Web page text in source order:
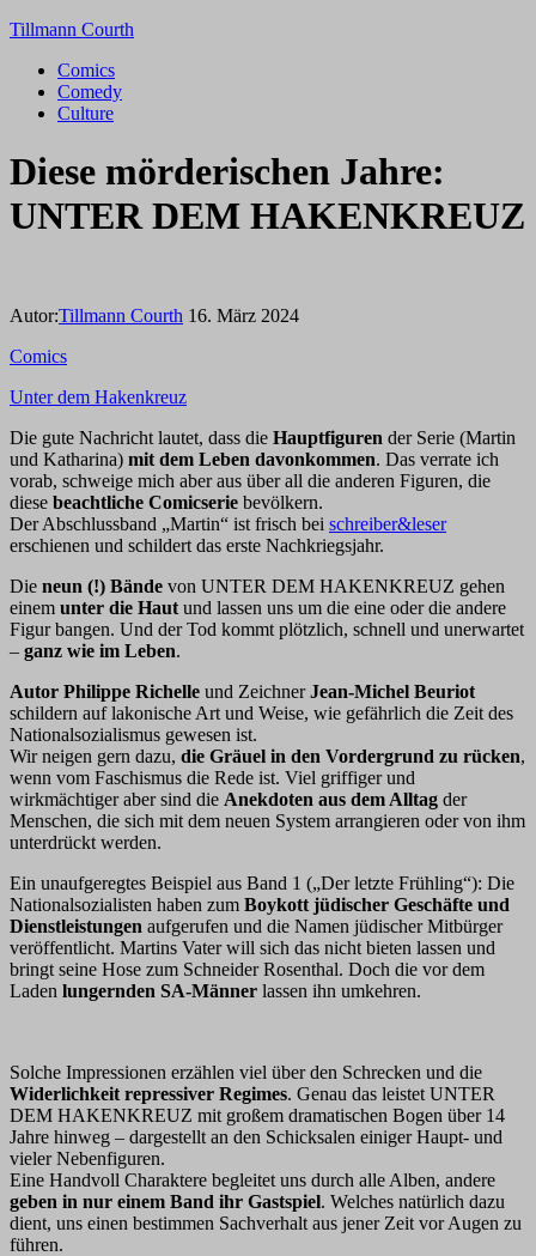
Tillmann Courth
Comics
Comedy
Culture
Diese mörderischen Jahre:
UNTER DEM HAKENKREUZ
Autor:Tillmann Courth 16. März 2024
Comics
Unter dem Hakenkreuz
Die gute Nachricht lautet, dass die Hauptfiguren der Serie (Martin
und Katharina) mit dem Leben davonkommen. Das verrate ich
vorab, schweige mich aber aus über all die anderen Figuren, die
diese beachtliche Comicserie bevölkern.
Der Abschlussband „Martin“ ist frisch bei schreiber&leser
erschienen und schildert das erste Nachkriegsjahr.
Die neun (!) Bände von UNTER DEM HAKENKREUZ gehen
einem unter die Haut und lassen uns um die eine oder die andere
Figur bangen. Und der Tod kommt plötzlich, schnell und unerwartet
– ganz wie im Leben.
Autor Philippe Richelle und ZeichnerJean-Michel Beuriot
schildern auf lakonische Art und Weise, wie gefährlich die Zeit des
Nationalsozialismus gewesen ist.
Wir neigen gern dazu, die Gräuel in den Vordergrund zu rücken,
wenn vom Faschismus die Rede ist. Viel griffiger und
wirkmächtiger aber sind die Anekdoten aus dem Alltag der
Menschen, die sich mit dem neuen System arrangieren oder von ihm
unterdrückt werden.
Ein unaufgeregtes Beispiel aus Band 1 („Der letzte Frühling“): Die
Nationalsozialisten haben zum Boykott jüdischer Geschäfte und
Dienstleistungen aufgerufen und die Namen jüdischer Mitbürger
veröffentlicht. Martins Vater will sich das nicht bieten lassen und
bringt seine Hose zum Schneider Rosenthal. Doch die vor dem
Laden lungernden SA-Männer lassen ihn umkehren.
Solche Impressionen erzählen viel über den Schrecken und die
Widerlichkeit repressiver Regimes. Genau das leistet UNTER
DEM HAKENKREUZ mit großem dramatischen Bogen über 14
Jahre hinweg – dargestellt an den Schicksalen einiger Haupt- und
vieler Nebenfiguren.
Eine Handvoll Charaktere begleitet uns durch alle Alben, andere
geben in nur einem Band ihr Gastspiel. Welches natürlich dazu
dient, uns einen bestimmen Sachverhalt aus jener Zeit vor Augen zu
führen.